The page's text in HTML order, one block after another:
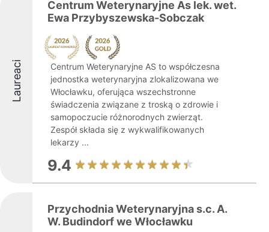
Laureaci
Centrum Weterynaryjne As lek. wet.
Ewa Przybyszewska-Sobczak
Centrum Weterynaryjne AS to współczesna
jednostka weterynaryjna zlokalizowana we
Włocławku, oferująca wszechstronne
świadczenia związane z troską o zdrowie i
samopoczucie różnorodnych zwierząt.
Zespół składa się z wykwalifikowanych
lekarzy ...
9.4
Przychodnia Weterynaryjna s.c. A.
W. Budindorf we Włocławku